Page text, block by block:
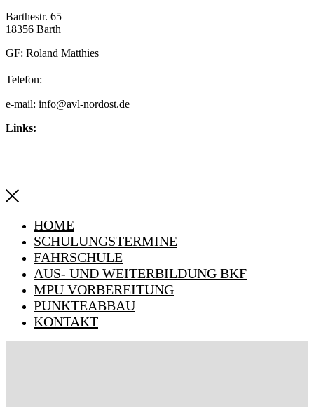
Barthestr. 65
18356 Barth
GF: Roland Matthies
Telefon:
e-mail: info@avl-nordost.de
Links:
HOME
SCHULUNGSTERMINE
FAHRSCHULE
AUS- UND WEITERBILDUNG BKF
MPU VORBEREITUNG
PUNKTEABBAU
KONTAKT